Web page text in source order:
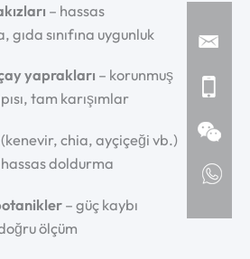
– hassas
gıda sınıfına uygunluk
yaprakları – korunmuş
tam karışımlar
(kenevir, chia, ayçiçeği vb.)
doldurma
– güç kaybı
ölçüm